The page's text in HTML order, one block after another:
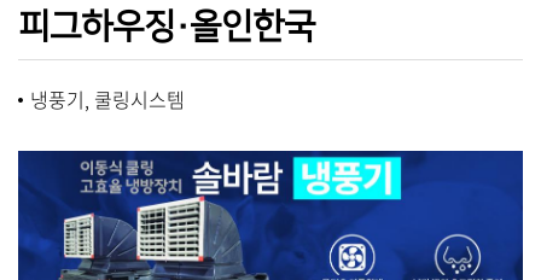
일
메
뉴
뉴
피그하우징·올인한국
냉풍기, 쿨링시스템